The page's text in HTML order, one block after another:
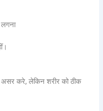
असर करे, लेकिन शरीर को ठीक